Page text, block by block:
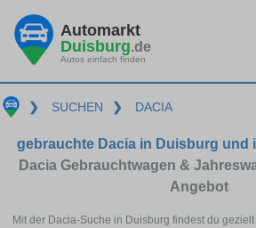
Automarkt
Duisburg.de
Autos einfach finden
❯ SUCHEN ❯ DACIA
gebrauchte Dacia in Duisburg und
Dacia Gebrauchtwagen &
Angebot
Mit der Dacia-Suche in Duisburg findest du